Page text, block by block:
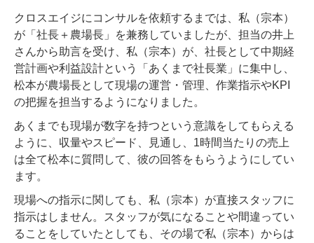
クロスエイジにコンサルを依頼するまでは、私（宗本）
が「社長＋農場長」を兼務していましたが、担当の井上
さんから助言を受け、私（宗本）が、社長として中期経
営計画や利益設計という「あくまで社長業」に集中し、
松本が農場長として現場の運営・管理、作業指示やKPI
の把握を担当するようになりました。
あくまでも現場が数字を持つという意識をしてもらえる
ように、収量やスピード、見通し、1時間当たりの売上
は全て松本に質問して、彼の回答をもらうようにしてい
ます。
現場への指示に関しても、私（宗本）が直接スタッフに
指示はしません。スタッフが気になることや間違ってい
ることをしていたとしても、その場で私（宗本）からは